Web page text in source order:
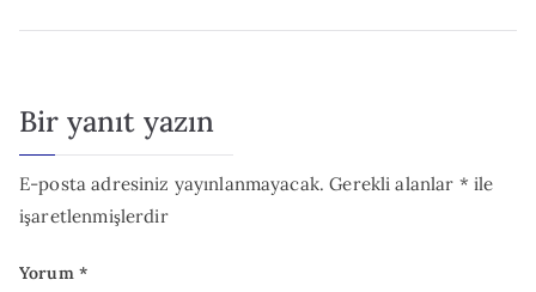
Bir yanıt yazın
E-posta adresiniz yayınlanmayacak. Gerekli alanlar * ile
işaretlenmişlerdir
Yorum *